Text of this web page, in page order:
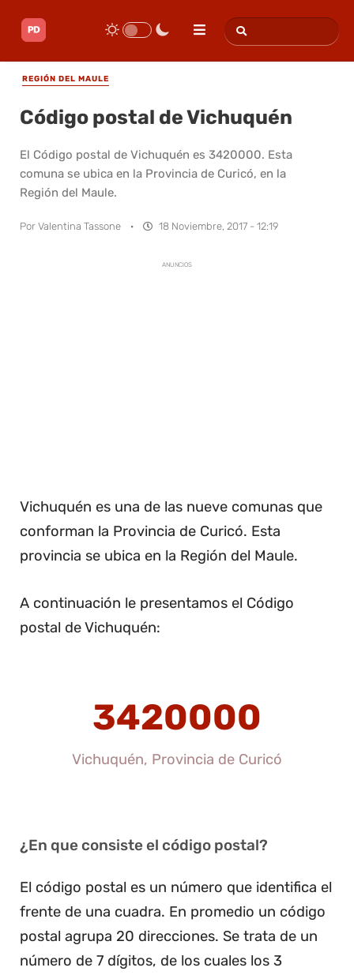
REGIÓN DEL MAULE
Código postal de Vichuquén
El Código postal de Vichuquén es 3420000. Esta
comuna se ubica en la Provincia de Curicó, en la
Región del Maule.
Por Valentina Tassone · 18 Noviembre, 2017 - 12:19
ANUNCIOS
Vichuquén es una de las nueve comunas que
conforman la Provincia de Curicó. Esta
provincia se ubica en la Región del Maule.
A continuación le presentamos el Código
postal de Vichuquén:
3420000
Vichuquén, Provincia de Curicó
¿En que consiste el código postal?
El código postal es un número que identifica el
frente de una cuadra. En promedio un código
postal agrupa 20 direcciones. Se trata de un
número de 7 dígitos, de los cuales los 3